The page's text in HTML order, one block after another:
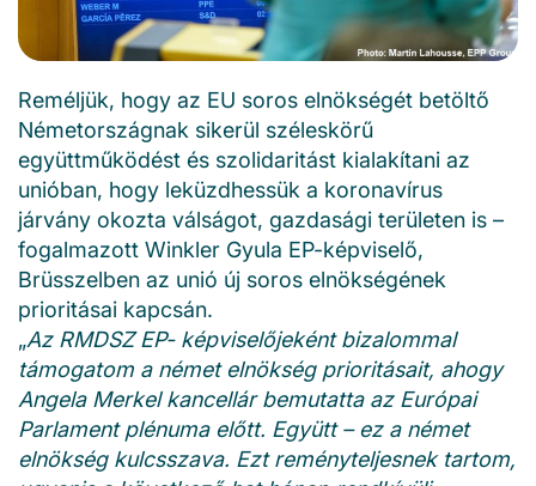
Reméljük, hogy az EU soros elnökségét betöltő
Németországnak sikerül széleskörű
együttműködést és szolidaritást kialakítani az
unióban, hogy leküzdhessük a koronavírus
járvány okozta válságot, gazdasági területen is –
fogalmazott Winkler Gyula EP-képviselő,
Brüsszelben az unió új soros elnökségének
prioritásai kapcsán.
„Az RMDSZ EP- képviselőjeként bizalommal
támogatom a német elnökség prioritásait, ahogy
Angela Merkel kancellár bemutatta az Európai
Parlament plénuma előtt. Együtt– ez a német
elnökség kulcsszava. Ezt reményteljesnek tartom,